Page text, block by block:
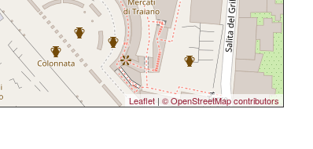
Leaflet | © OpenStreetMap contributors